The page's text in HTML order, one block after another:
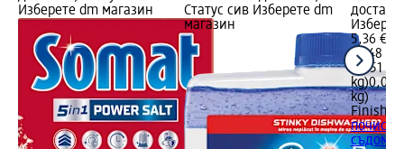
Изберете dm магазин
Статус сив Изберете dm
магазин
5,36 €
10,48 лв.
0,051 kg
kg)0,051
kg)
Finish